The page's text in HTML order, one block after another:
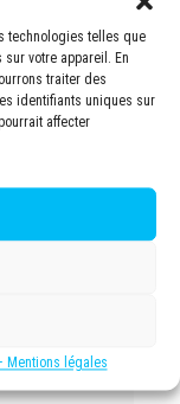
technologies telles que
votre appareil. En
traiter des
identifiants uniques sur
affecter
Mentions légales